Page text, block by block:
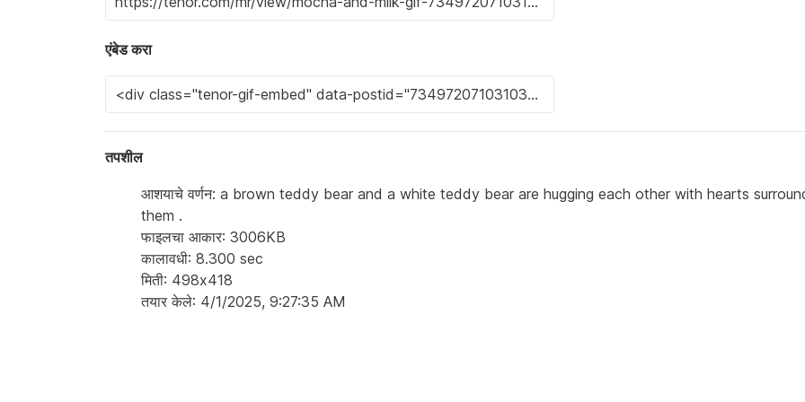
एंबेड करा
तपशील
आशयाचे वर्णन: a brown teddy bear and a white teddy bear are hugging each other with hearts
them .
फाइलचा आकार: 3006KB
कालावधी: 8.300 sec
मिती: 498x418
तयार केले: 4/1/2025, 9:27:35 AM